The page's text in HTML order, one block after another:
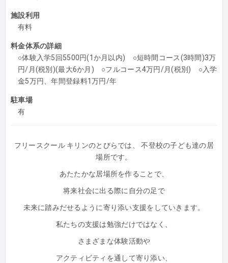
施設利用
有料
料金体系の詳細
○体験入学5回5500円(1か月以内) ○短時間コース(3時間)3万
円/月(税別)(最大6か月) ○フルコース4万円/月(税別) ○入学
金5万円、年間登録料1万円/年
駐車場
有
フリースクール キリンのとびらでは、 不登校の子ども達の居
場所です。
あたたかな居場所を作ることで、
将来社会に出る際に自分の足で
未来に踏みだせるように寄り添い支援をしていきます。
私たちの支援は勉強だけではなく、
さまざまな体験活動や
アクティビティを通して寄り添い、